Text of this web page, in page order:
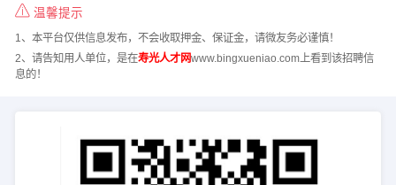
温馨提示
1、本平台仅供信息发布，不会收取押金、保证金，请微友务必谨慎！
2、请告知用人单位，是在寿光人才网www.bingxueniao.com上看到该招聘信
息的！